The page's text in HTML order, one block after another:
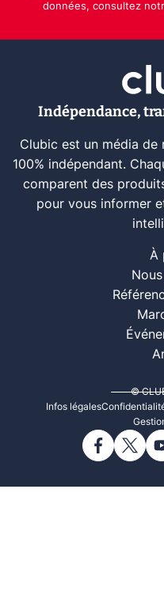
données, consultez
Indépendance,
Clubic est un média
100% indépendant.
comparent des
pour vous informer
À
©
Infos légales